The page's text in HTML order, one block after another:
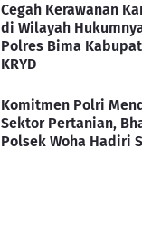
Cegah Kerawanan
di Wilayah
Polres Bima
KRYD
Komitmen Polri
Sektor Pertanian,
Polsek Woha Hadiri